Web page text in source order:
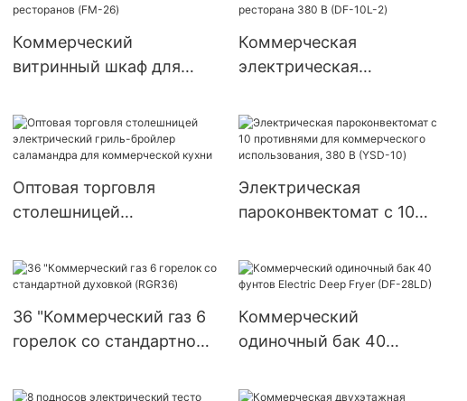
Коммерческий
витринный шкаф для
столешнице для
ресторанов (FM-26)
Коммерческая
электрическая
баками для ресторана
380 В (DF-10L-2)
Оптовая торговля
столешницей
бройлер саламандра для
коммерческой кухни
Электрическая
пароконвектомат с 10
коммерческого
использования, 380 В
(YSD-10)
36 "Коммерческий газ 6
горелок со стандартной
Коммерческий
одиночный бак 40
(DF-28LD)